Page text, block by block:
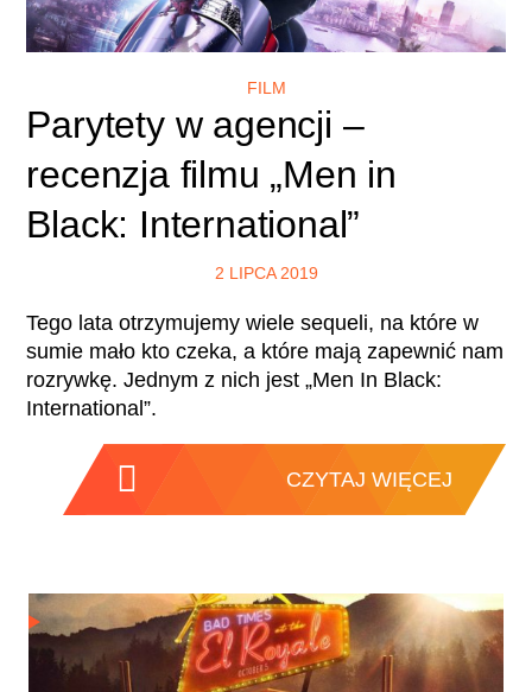
FILM
Parytety w agencji –
recenzja filmu „Men in
Black: International”
2 LIPCA 2019
Tego lata otrzymujemy wiele sequeli, na które w
sumie mało kto czeka, a które mają zapewnić nam
rozrywkę. Jednym z nich jest „Men In Black:
International”.
CZYTAJ WIĘCEJ